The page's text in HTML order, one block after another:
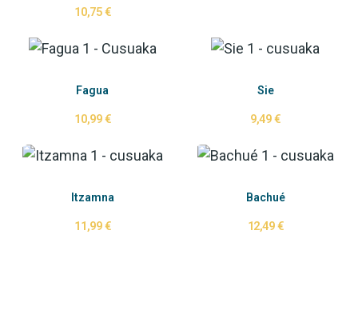
10,75 €
Fagua
10,99 €
Sie
9,49 €
Itzamna
11,99 €
Bachué
12,49 €